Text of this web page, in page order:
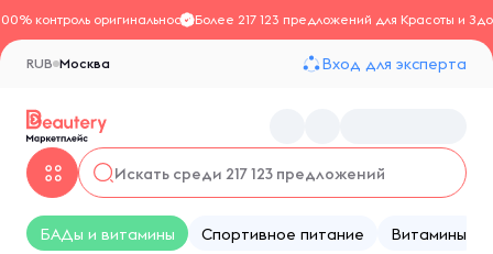
контроль оригинальностиБолее 217 123 предложений для Красоты и
Москва
RUB Вход для эксперта
БАДы и витамины Спортивное питание Витамины